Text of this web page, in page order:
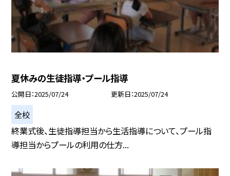
夏休みの生徒指導・プール指導
公開日 2025/07/24 更新日 2025/07/24
全校
終業式後、生徒指導担当から生活指導について、プール指
導担当からプールの利用の仕方...